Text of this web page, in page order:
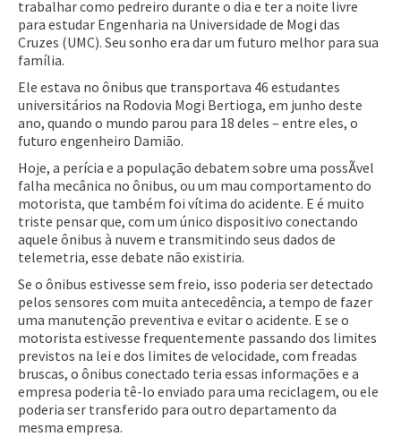
trabalhar como pedreiro durante o dia e ter a noite livre
para estudar Engenharia na Universidade de Mogi das
Cruzes (UMC). Seu sonho era dar um futuro melhor para sua
família.
Ele estava no ônibus que transportava 46 estudantes
universitários na Rodovia Mogi Bertioga, em junho deste
ano, quando o mundo parou para 18 deles – entre eles, o
futuro engenheiro Damião.
Hoje, a perícia e a população debatem sobre uma possÃ­vel
falha mecânica no ônibus, ou um mau comportamento do
motorista, que também foi ví­tima do acidente. E é muito
triste pensar que, com um único dispositivo conectando
aquele ônibus à nuvem e transmitindo seus dados de
telemetria, esse debate não existiria.
Se o ônibus estivesse sem freio, isso poderia ser detectado
pelos sensores com muita antecedência, a tempo de fazer
uma manutenção preventiva e evitar o acidente. E se o
motorista estivesse frequentemente passando dos limites
previstos na lei e dos limites de velocidade, com freadas
bruscas, o ônibus conectado teria essas informações e a
empresa poderia tê-lo enviado para uma reciclagem, ou ele
poderia ser transferido para outro departamento da
mesma empresa.